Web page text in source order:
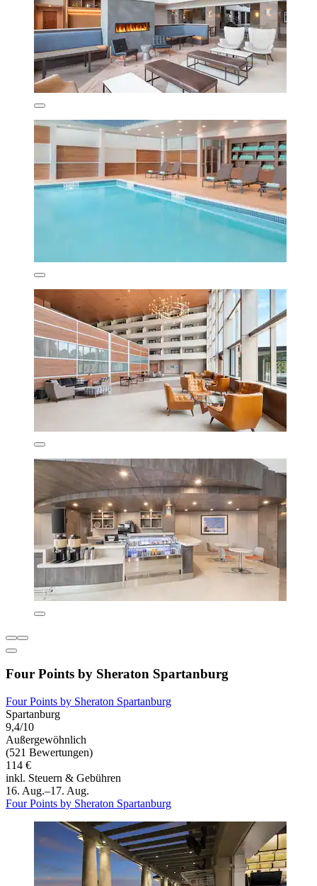
Four Points by Sheraton Spartanburg
Four Points by Sheraton Spartanburg
Spartanburg
9,4/10
Außergewöhnlich
(521 Bewertungen)
114 €
inkl. Steuern & Gebühren
16. Aug.–17. Aug.
Four Points by Sheraton Spartanburg